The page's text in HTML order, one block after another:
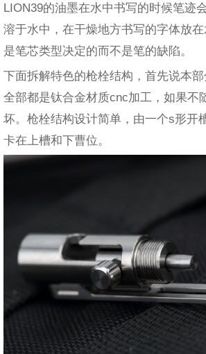
LION39的油墨在水中书写的时候笔迹
溶于水中，在干燥地方书写的字体放
是笔芯类型决定的而不是笔的缺陷。
下面拆解特色的枪栓结构，首先说本
全部都是钛合金材质cnc加工，如果不
坏。枪栓结构设计简单，由一个s形开
卡在上槽和下曹位。